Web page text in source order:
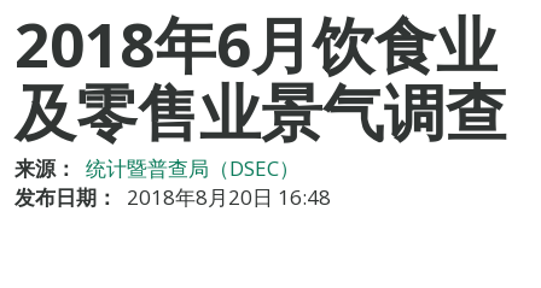
2018年6月饮食业
及零售业景气调查
来源：
统计暨普查局（DSEC）
发布日期：
2018年8月20日 16:48